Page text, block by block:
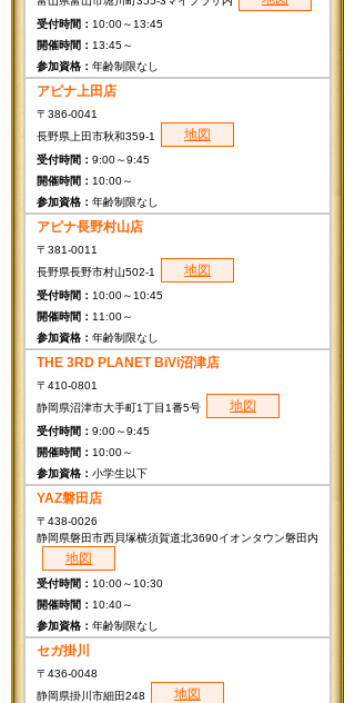
10:00～13:45
13:45～
年齢制限なし
アピナ上田店
〒386-0041
長野県上田市秋和359-1
地図
9:00～9:45
10:00～
年齢制限なし
アピナ長野村山店
〒381-0011
長野県長野市村山502-1
地図
10:00～10:45
11:00～
年齢制限なし
THE 3RD PLANET BiVi沼津店
〒410-0801
静岡県沼津市大手町1丁目1番5号
地図
9:00～9:45
10:00～
小学生以下
YAZ磐田店
〒438-0026
静岡県磐田市西貝塚横須賀道北3690イオンタウン磐田内
地図
10:00～10:30
10:40～
年齢制限なし
セガ掛川
〒436-0048
静岡県掛川市細田248
地図